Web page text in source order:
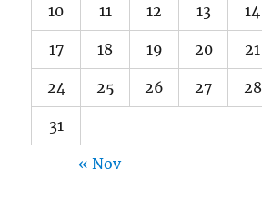
10 11 12 13 14
17 18 19 20 21
24 25 26 27 28
31
« Nov